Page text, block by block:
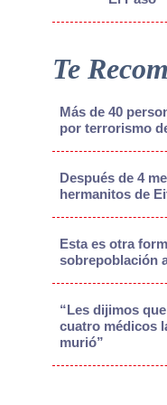
Te
Más de 40
por terrorismo
Después de 4
hermanitos de
Esta es otra
sobrepoblación
“Les dijimos
cuatro médicos
murió”